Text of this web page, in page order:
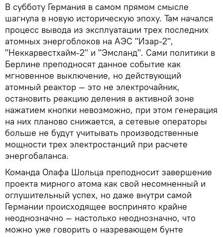
В субботу Германия в самом прямом смысле
шагнула в новую историческую эпоху. Там начался
процесс вывода из эксплуатации трех последних
атомных энергоблоков на АЭС "Изар-2",
"Неккарвестхайм-2" и "Эмсланд". Сами политики в
Берлине преподносят данное событие как
мгновенное выключение, но действующий
атомный реактор — это не электрочайник,
остановить реакцию деления в активной зоне
нажатием кнопки невозможно, при этом генерация
на них планово снижается, а сетевые операторы
больше не будут учитывать производственные
мощности трех электростанций при расчете
энергобаланса.
Команда Олафа Шольца преподносит завершение
проекта мирного атома как свой несомненный и
оглушительный успех, но даже внутри самой
Германии происходящее воспринято крайне
неоднозначно — настолько неоднозначно, что
можно уже говорить о назревающем бунте